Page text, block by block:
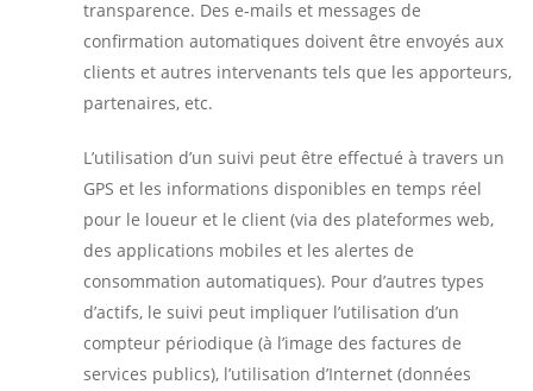
transparence. Des e-mails et messages de
confirmation automatiques doivent être envoyés aux
clients et autres intervenants tels que les apporteurs,
partenaires, etc.
L’utilisation d’un suivi peut être effectué à travers un
GPS et les informations disponibles en temps réel
pour le loueur et le client (via des plateformes web,
des applications mobiles et les alertes de
consommation automatiques). Pour d’autres types
d’actifs, le suivi peut impliquer l’utilisation d’un
compteur périodique (à l’image des factures de
services publics), l’utilisation d’Internet (données